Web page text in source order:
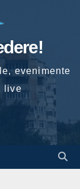
evenimente
live